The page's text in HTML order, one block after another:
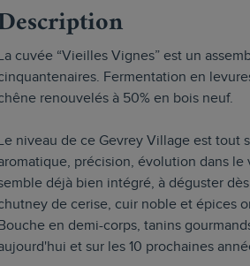
cuvée “Vieilles Vignes” est un
Fermentation en
renouvelés à 50% en bois neuf.
niveau de ce Gevrey Village est tout
précision, évolution dans
déjà bien intégré, à déguster
de cerise, cuir noble et épices
en demi-corps, tanins
et sur les 10 prochaines